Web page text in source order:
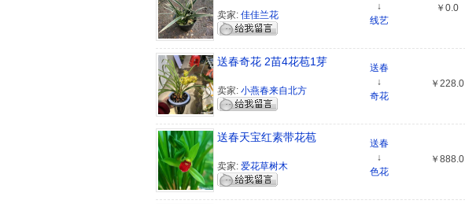
卖家: 佳佳兰花
↓
线艺
￥0.0
送春奇花 2苗4花苞1芽
卖家: 小燕春来自北方
送春
↓
奇花
￥228.0
送春天宝红素带花苞
卖家: 爱花草树木
送春
↓
色花
￥888.0